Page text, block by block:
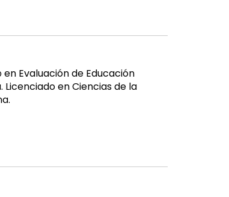
Evaluación de Educación
en Ciencias de la